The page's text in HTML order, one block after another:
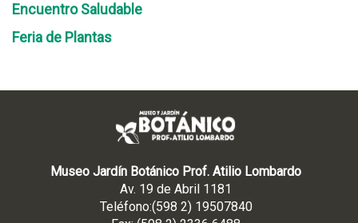
Encuentro Saludable
Feria de Plantas
Museo Jardín Botánico Prof. Atilio Lombardo
Av. 19 de Abril 1181
Teléfono:(598 2) 19507840